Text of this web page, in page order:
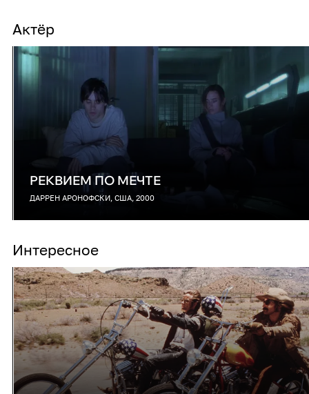
Актёр
РЕКВИЕМ ПО МЕЧТЕ
ДАРРЕН АРОНОФСКИ, США, 2000
Интересное